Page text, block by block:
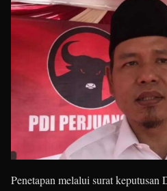
Penetapan melalui surat